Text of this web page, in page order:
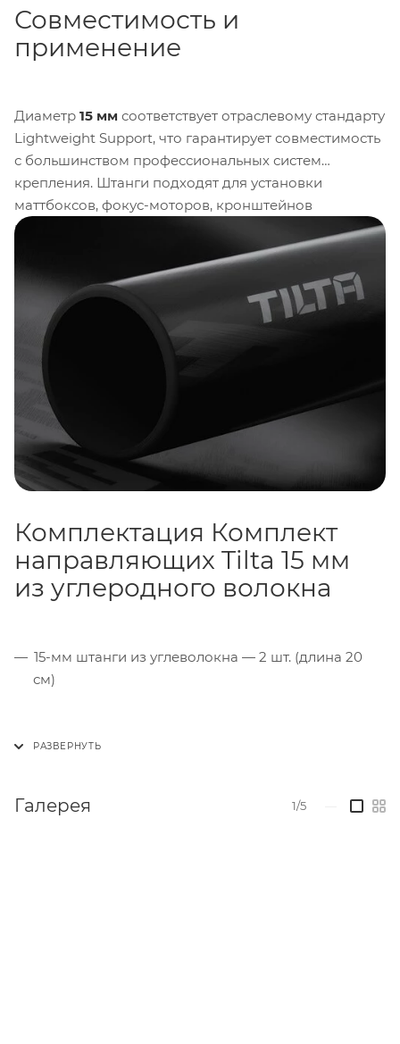
Совместимость и
применение
Диаметр 15 мм соответствует отраслевому стандарту
Lightweight Support, что гарантирует совместимость
с большинством профессиональных систем
крепления. Штанги подходят для установки
маттбоксов, фокус-моторов, кронштейнов
мониторов и других модульных аксессуаров,
позволяя гибко масштабировать конфигурацию под
задачи съёмки.
Комплектация Комплект
направляющих Tilta 15 мм
из углеродного волокна
15-мм штанги из углеволокна — 2 шт. (длина 20
см)
Галерея 1/5